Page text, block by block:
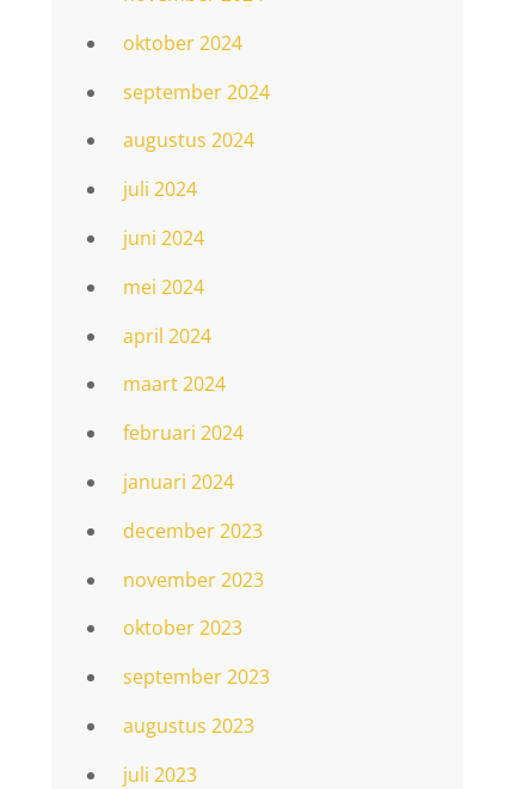
oktober 2024
september 2024
augustus 2024
juli 2024
juni 2024
mei 2024
april 2024
maart 2024
februari 2024
januari 2024
december 2023
november 2023
oktober 2023
september 2023
augustus 2023
juli 2023